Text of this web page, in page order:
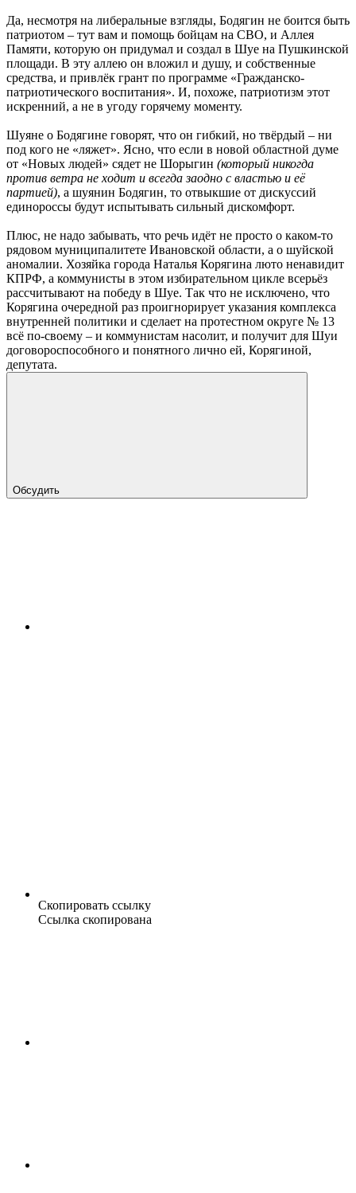
Да, несмотря на либеральные взгляды, Бодягин не боится быть
патриотом – тут вам и помощь бойцам на СВО, и Аллея
Памяти, которую он придумал и создал в Шуе на Пушкинской
площади. В эту аллею он вложил и душу, и собственные
средства, и привлёк грант по программе «Гражданско-
патриотического воспитания». И, похоже, патриотизм этот
искренний, а не в угоду горячему моменту.
Шуяне о Бодягине говорят, что он гибкий, но твёрдый – ни
под кого не «ляжет». Ясно, что если в новой областной думе
от «Новых людей» сядет не Шорыгин (который никогда
против ветра не ходит и всегда заодно с властью и её
партией), а шуянин Бодягин, то отвыкшие от дискуссий
единороссы будут испытывать сильный дискомфорт.
Плюс, не надо забывать, что речь идёт не просто о каком-то
рядовом муниципалитете Ивановской области, а о шуйской
аномалии. Хозяйка города Наталья Корягина люто ненавидит
КПРФ, а коммунисты в этом избирательном цикле всерьёз
рассчитывают на победу в Шуе. Так что не исключено, что
Корягина очередной раз проигнорирует указания комплекса
внутренней политики и сделает на протестном округе № 13
всё по-своему – и коммунистам насолит, и получит для Шуи
договороспособного и понятного лично ей, Корягиной,
депутата.
Обсудить
Скопировать ссылку
Ссылка скопирована